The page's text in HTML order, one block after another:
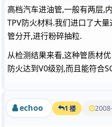
高档汽车进油管,一般有两层,
TPV防火材料.我们进口了大
管分开,进行粉碎抽粒.
从检测结果来看,这种管质材
防火达到V0级别,而且能符合
echoo 1 楼